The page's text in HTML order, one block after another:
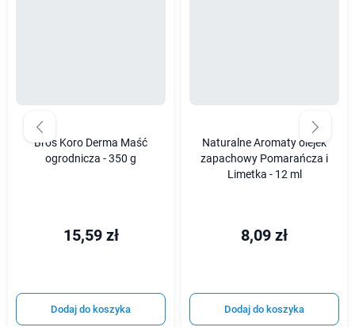
Bros Koro Derma Maść
ogrodnicza - 350 g
15,59 zł
Dodaj do koszyka
Naturalne Aromaty olejek
zapachowy Pomarańcza i
Limetka - 12 ml
8,09 zł
Dodaj do koszyka